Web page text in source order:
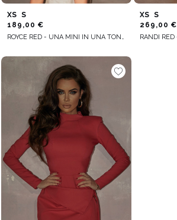
XS S
189,00 €
XS S
269,00 €